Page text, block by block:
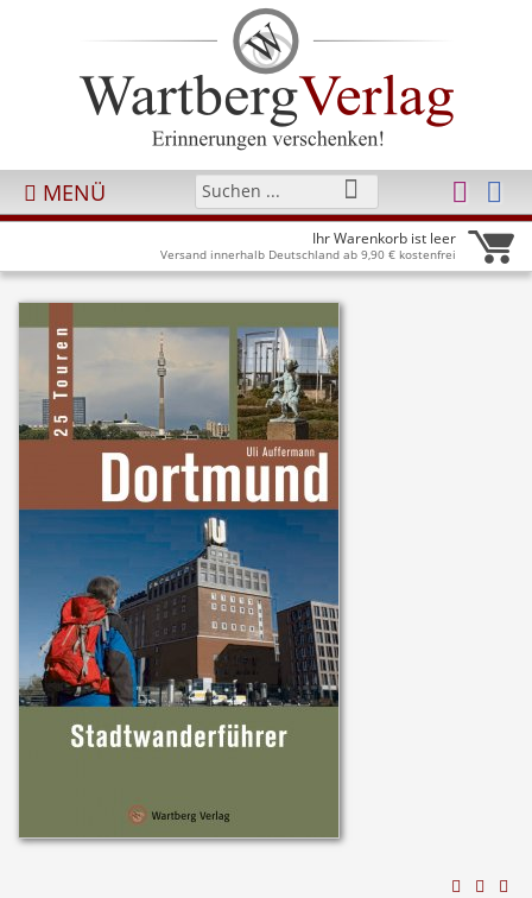
MENÜ
Ihr Warenkorb ist leer
Versand innerhalb Deutschland ab 9,90 € kostenfrei